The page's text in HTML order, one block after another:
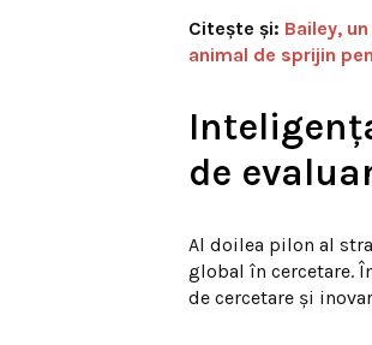
Citește și: Bailey,
animal de sprijin
de
Al doilea pilon al
global în cercetare.
de cercetare și